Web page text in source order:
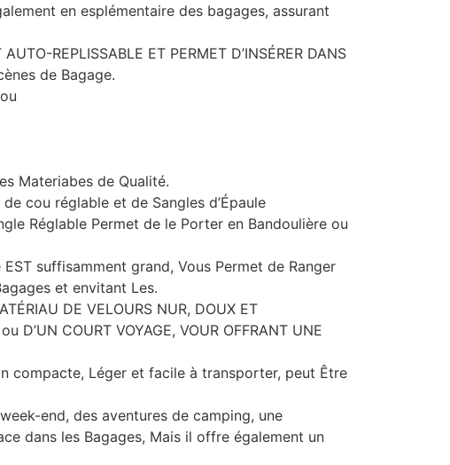
en esplémentaire des bagages, assurant
REPLISSABLE ET PERMET D’INSÉRER DANS
de Bagage.
Materiabes de Qualité.
cou réglable et de Sangles d’Épaule
Réglable Permet de le Porter en Bandoulière ou
suffisamment grand, Vous Permet de Ranger
et envitant Les.
DE VELOURS NUR, DOUX ET
D’UN COURT VOYAGE, VOUR OFFRANT UNE
compacte, Léger et facile à transporter, peut Être
end, des aventures de camping, une
dans les Bagages, Mais il offre également un